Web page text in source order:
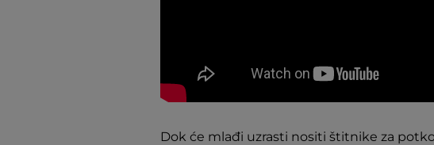
Dok će mlađi uzrasti nositi štitnike za